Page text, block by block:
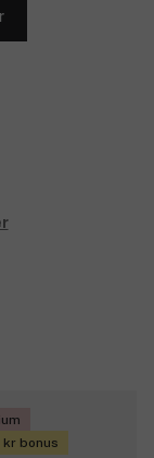
kr bonus